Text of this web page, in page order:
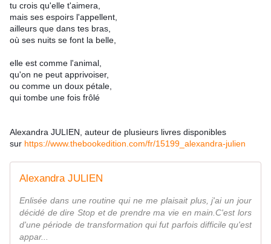
tu crois qu'elle t'aimera,
mais ses espoirs l'appellent,
ailleurs que dans tes bras,
où ses nuits se font la belle,
elle est comme l'animal,
qu'on ne peut apprivoiser,
ou comme un doux pétale,
qui tombe une fois frôlé
Alexandra JULIEN, auteur de plusieurs livres disponibles
sur https://www.thebookedition.com/fr/15199_alexandra-julien
Alexandra JULIEN
Enlisée dans une routine qui ne me plaisait plus, j'ai un jour
décidé de dire Stop et de prendre ma vie en main.C'est lors
d'une période de transformation qui fut parfois difficile qu'est
appar...